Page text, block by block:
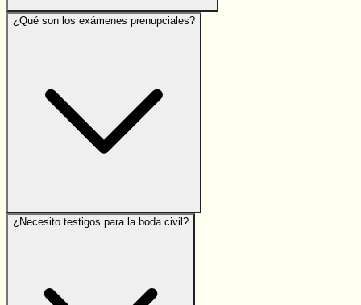
¿Qué son los exámenes prenupciales?
¿Necesito testigos para la boda civil?